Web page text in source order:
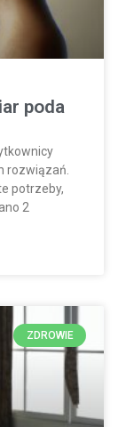
poda
rozwiązań.
potrzeby,
2
ZDROWIE